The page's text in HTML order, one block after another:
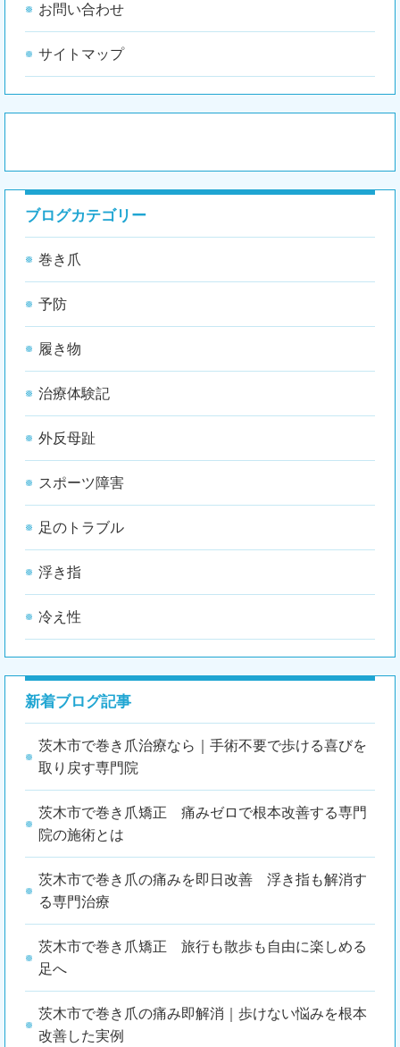
お問い合わせ
サイトマップ
ブログカテゴリー
巻き爪
予防
履き物
治療体験記
外反母趾
スポーツ障害
足のトラブル
浮き指
冷え性
新着ブログ記事
茨木市で巻き爪治療なら｜手術不要で歩ける喜びを
取り戻す専門院
茨木市で巻き爪矯正 痛みゼロで根本改善する専門
院の施術とは
茨木市で巻き爪の痛みを即日改善 浮き指も解消す
る専門治療
茨木市で巻き爪矯正 旅行も散歩も自由に楽しめる
足へ
茨木市で巻き爪の痛み即解消｜歩けない悩みを根本
改善した実例